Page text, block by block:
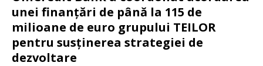
unei finanțări de până la 115 de
milioane de euro grupului TEILOR
pentru susținerea strategiei de
dezvoltare